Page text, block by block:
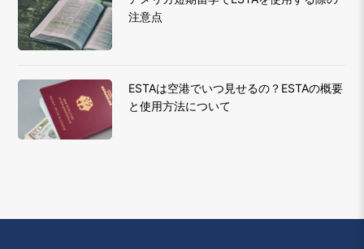
注意点
ESTAは空港でいつ見せるの？ESTAの概要
と使用方法について